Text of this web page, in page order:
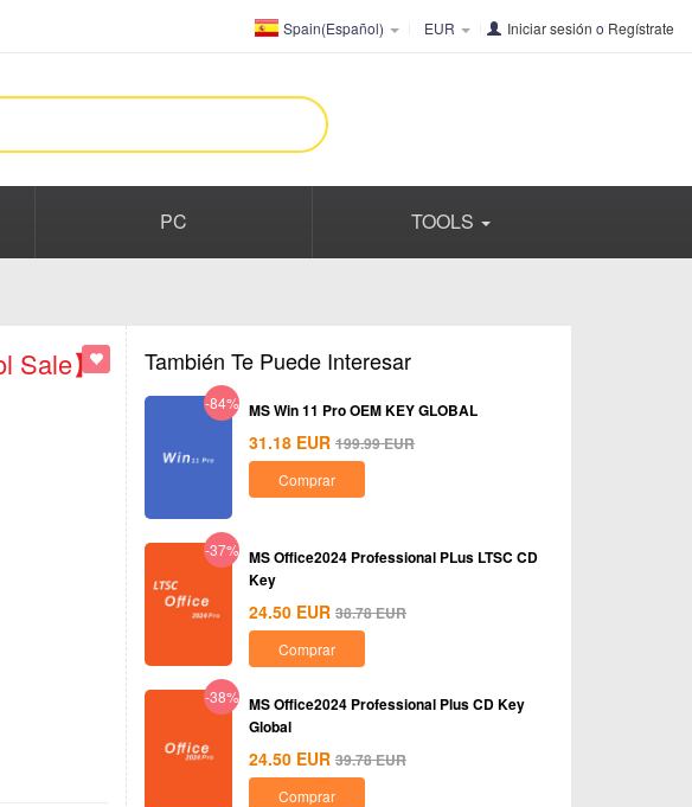
Spain(Español) EUR Iniciar sesión o Regístrate
PC TOOLS
Sale】 También Te Puede Interesar
-84% MS Win 11 Pro OEM KEY GLOBAL
31.18 EUR 199.99EUR
Comprar
-37% MS Office2024 Professional PLus LTSC CD
Key
24.50 EUR 38.78EUR
Comprar
-38% MS Office2024 Professional Plus CD Key
Global
24.50 EUR 39.78EUR
Comprar